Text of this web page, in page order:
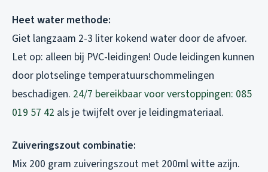
Heet water methode:
Giet langzaam 2-3 liter kokend water door de afvoer.
Let op: alleen bij PVC-leidingen! Oude leidingen kunnen
door plotselinge temperatuurschommelingen
beschadigen. 24/7 bereikbaar voor verstoppingen: 085
019 57 42 als je twijfelt over je leidingmateriaal.
Zuiveringszout combinatie:
Mix 200 gram zuiveringszout met 200ml witte azijn.